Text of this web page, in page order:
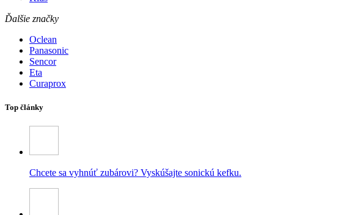
Ďalšie značky
Oclean
Panasonic
Sencor
Eta
Curaprox
Top články
Chcete sa vyhnúť zubárovi? Vyskúšajte sonickú kefku.